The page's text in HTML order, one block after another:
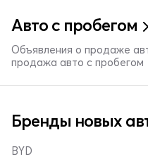
Авто с пробегом
Объявления о продаже
продажа авто с пробегом
Бренды новых
BYD